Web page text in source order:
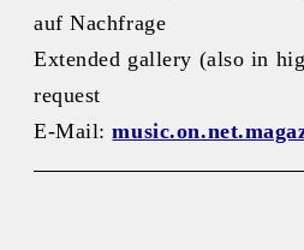
auf Nachfrage
Extended gallery (also in
request
E-Mail: